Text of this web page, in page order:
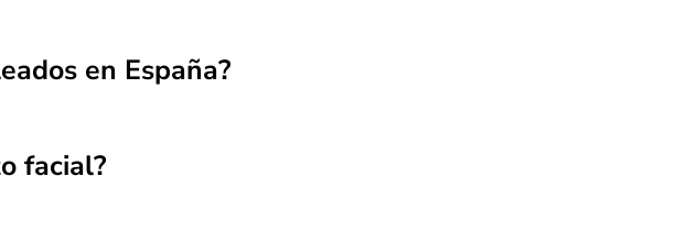
en España?
facial?